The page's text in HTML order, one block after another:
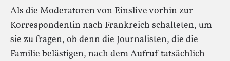
Als die Moderatoren von Einslive vorhin zur
Korrespondentin nach Frankreich schalteten, um
sie zu fragen, ob denn die Journalisten, die die
Familie belästigen, nach dem Aufruf tatsächlich